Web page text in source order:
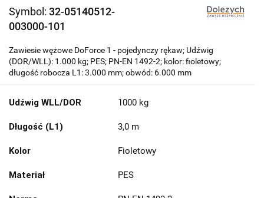
Symbol: 32-05140512-
003000-101
Zawiesie wężowe DoForce 1 - pojedynczy rękaw; Udźwig
(DOR/WLL): 1.000 kg; PES; PN-EN 1492-2; kolor: fioletowy;
długość robocza L1: 3.000 mm; obwód: 6.000 mm
Udźwig WLL/DOR 1000 kg
Długość (L1) 3,0 m
Kolor Fioletowy
Materiał PES